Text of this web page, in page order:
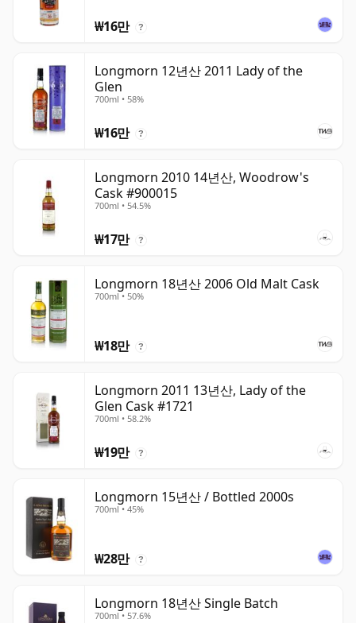
₩16만 ?
Longmorn 12년산 2011 Lady of the
Glen
700ml • 58%
₩16만 ?
Longmorn 2010 14년산, Woodrow's
Cask #900015
700ml • 54.5%
₩17만 ?
Longmorn 18년산 2006 Old Malt Cask
700ml • 50%
₩18만 ?
Longmorn 2011 13년산, Lady of the
Glen Cask #1721
700ml • 58.2%
₩19만 ?
Longmorn 15년산 / Bottled 2000s
700ml • 45%
₩28만 ?
Longmorn 18년산 Single Batch
700ml • 57.6%